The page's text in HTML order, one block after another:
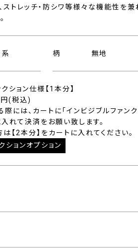
トレッチ・防シワ等様々な機能性を兼
系 柄 無地
ション仕様【1本分】
(税込)
には、カートに「インビジブルファン
れて決済をお願い致します。
【2本分】をカートに入れてください。
ションオプション